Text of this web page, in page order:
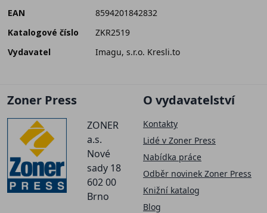
EAN
8594201842832
Katalogové číslo
ZKR2519
Vydavatel
Imagu, s.r.o. Kresli.to
Zoner Press
ZONER
a.s.
Nové
sady 18
602 00
Brno
O vydavatelství
Kontakty
Lidé v Zoner Press
Nabídka práce
Odběr novinek Zoner Press
Knižní katalog
Blog